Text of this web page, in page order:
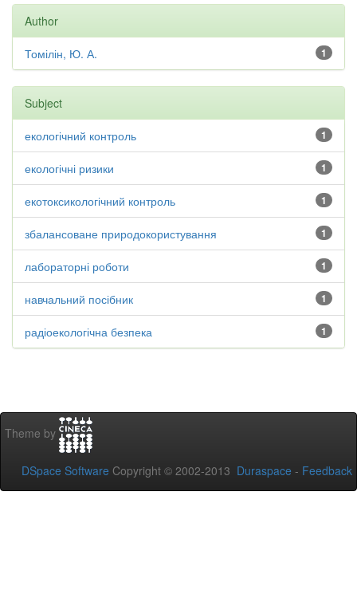
Author
1
Томілін, Ю. А.
Subject
1
екологічний контроль
1
екологічні ризики
1
екотоксикологічний контроль
1
збалансоване природокористування
1
лабораторні роботи
1
навчальний посібник
1
радіоекологічна безпека
Theme by
DSpace Software Copyright © 2002-2013 Duraspace - Feedback